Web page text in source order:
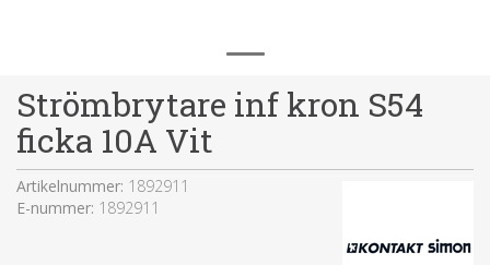
Strömbrytare inf kron S54
ficka 10A Vit
Artikelnummer: 1892911
E-nummer: 1892911